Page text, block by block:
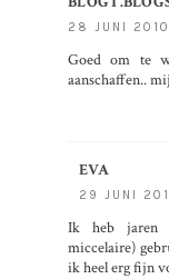
28 JUNI 2010
Goed om te
aanschaffen..
EVA
29 JUNI
Ik heb jaren
miccelaire)
ik heel erg fijn